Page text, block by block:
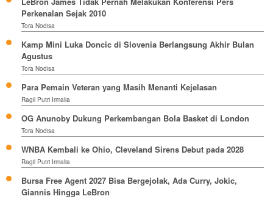
Perkenalan Sejak 2010
Tora Nodisa
Kamp Mini Luka Doncic di Slovenia Berlangsung Akhir Bulan
Agustus
Tora Nodisa
Para Pemain Veteran yang Masih Menanti Kejelasan
Ragil Putri Irmalia
OG Anunoby Dukung Perkembangan Bola Basket di London
Tora Nodisa
WNBA Kembali ke Ohio, Cleveland Sirens Debut pada 2028
Ragil Putri Irmalia
Bursa Free Agent 2027 Bisa Bergejolak, Ada Curry, Jokic,
Giannis Hingga LeBron